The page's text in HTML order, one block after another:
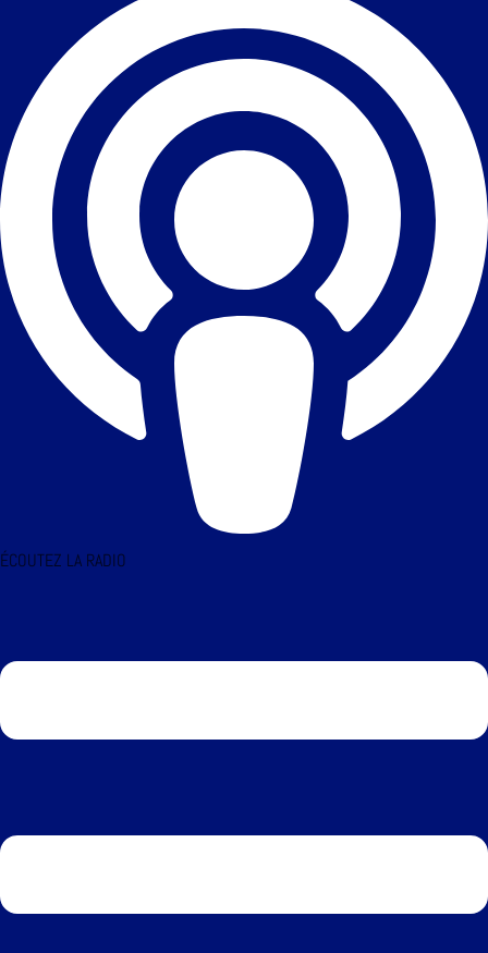
ÉCOUTEZ LA RADIO